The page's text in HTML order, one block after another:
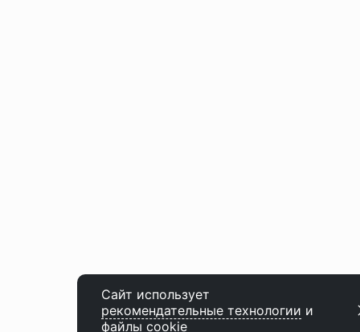
Сайт использует
рекомендательные технологии и
файлы cookie